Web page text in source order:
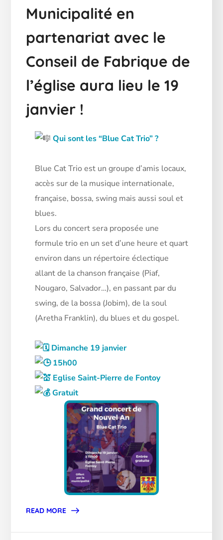
Municipalité en
partenariat avec le
Conseil de Fabrique de
l’église aura lieu le 19
janvier !
Qui sont les “Blue Cat Trio” ?
Blue Cat Trio est un groupe d’amis locaux,
accès sur de la musique internationale,
française, bossa, swing mais aussi soul et
blues.
Lors du concert sera proposée une
formule trio en un set d’une heure et quart
environ dans un répertoire éclectique
allant de la chanson française (Piaf,
Nougaro, Salvador…), en passant par du
swing, de la bossa (Jobim), de la soul
(Aretha Franklin), du blues et du gospel.
Dimanche 19 janvier
15h00
Eglise Saint-Pierre de Fontoy
Gratuit
READ MORE